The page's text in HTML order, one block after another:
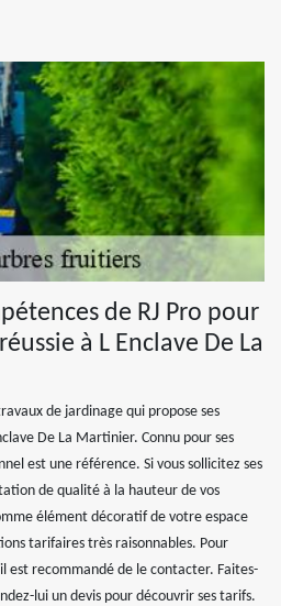
de RJ Pro pour
à L Enclave De La
de jardinage qui propose ses
De La Martinier. Connu pour ses
est une référence. Si vous sollicitez ses
de qualité à la hauteur de vos
élément décoratif de votre espace
tarifaires très raisonnables. Pour
est recommandé de le contacter. Faites-
lui un devis pour découvrir ses tarifs.